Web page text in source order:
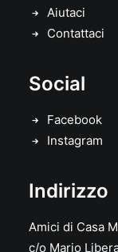
Aiutaci
Contattaci
Social
Facebook
Instagram
Indirizzo
Amici di Casa
c/o Mario